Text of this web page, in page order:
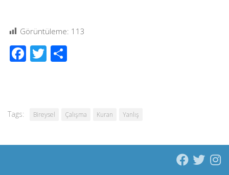
Görüntüleme: 113
Facebook
Twitter
Tags: Bireysel Çalışma Kuran Yanlış